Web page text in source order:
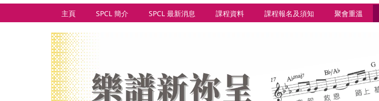
主頁 SPCL 簡介 SPCL 最新消息 課程資料 課程報名及須知 聚會重溫